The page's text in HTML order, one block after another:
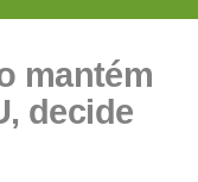
mantém
decide